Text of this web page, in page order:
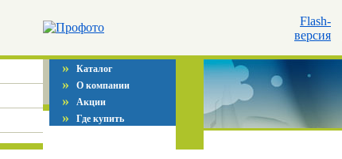
Flash-
версия
» Каталог
» О компании
» Акции
» Где купить